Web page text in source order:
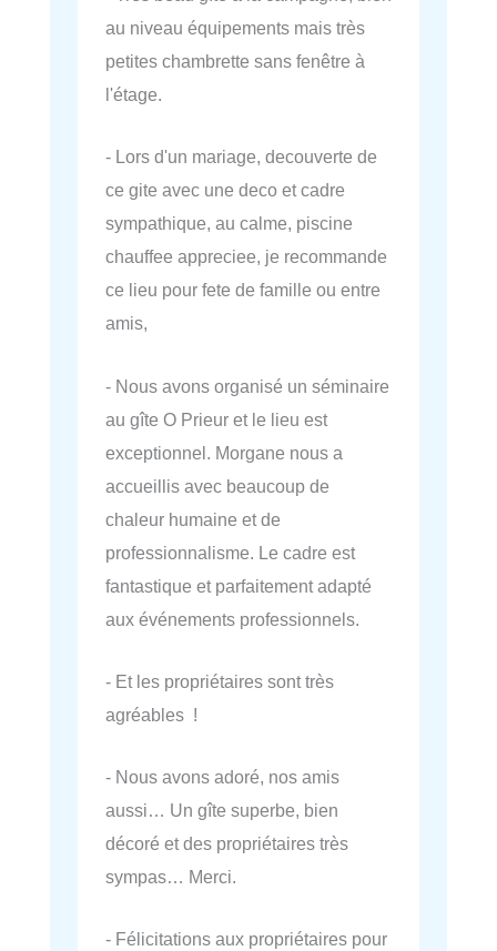
au niveau équipements mais très
petites chambrette sans fenêtre à
l'étage.
- Lors d'un mariage, decouverte de
ce gite avec une deco et cadre
sympathique, au calme, piscine
chauffee appreciee, je recommande
ce lieu pour fete de famille ou entre
amis,
- Nous avons organisé un séminaire
au gîte O Prieur et le lieu est
exceptionnel. Morgane nous a
accueillis avec beaucoup de
chaleur humaine et de
professionnalisme. Le cadre est
fantastique et parfaitement adapté
aux événements professionnels.
- Et les propriétaires sont très
agréables !
- Nous avons adoré, nos amis
aussi… Un gîte superbe, bien
décoré et des propriétaires très
sympas… Merci.
- Félicitations aux propriétaires pour